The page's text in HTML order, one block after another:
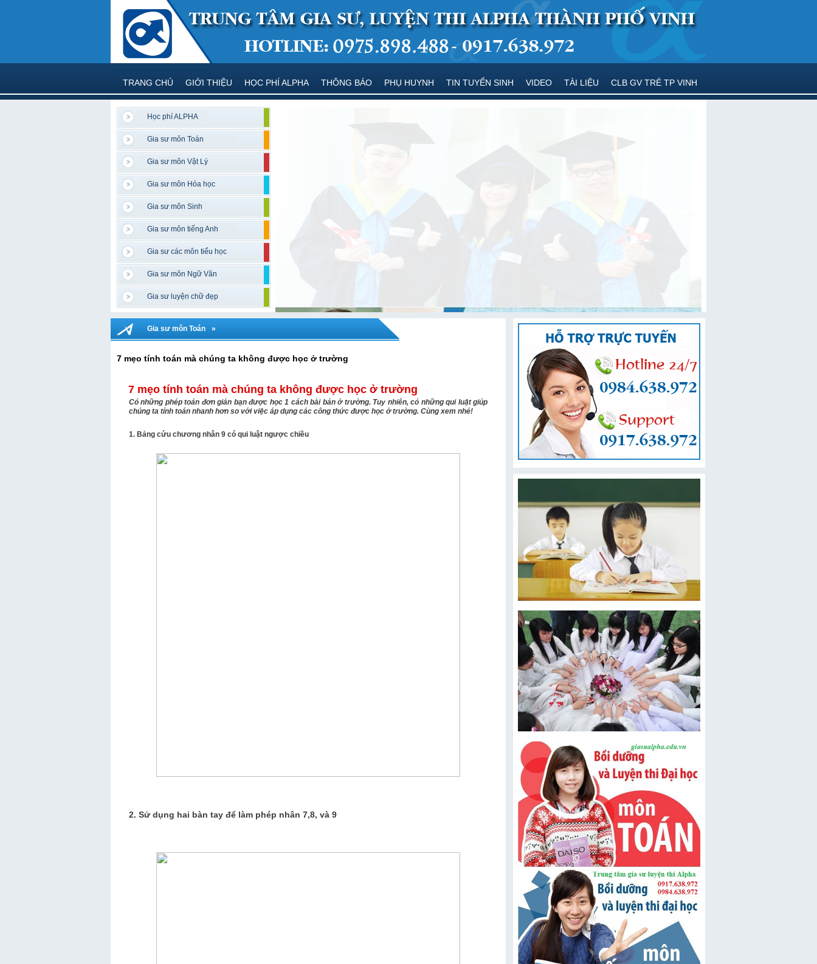
TRANG CHỦ GIỚI THIỆU HỌC PHÍ ALPHA THÔNG BÁO PHỤ HUYNH TIN TUYỂN SINH VIDEO TÀI LIỆU CLB GV TRẺ TP VINH
Học phí ALPHA
Gia sư môn Toán
Gia sư môn Vật Lý
Gia sư môn Hóa học
Gia sư môn Sinh
Gia sư môn tiếng Anh
Gia sư các môn tiểu học
Gia sư môn Ngữ Văn
Gia sư luyện chữ đẹp
Gia sư môn Toán »
7 mẹo tính toán mà chúng ta không được học ở trường
7 mẹo tính toán mà chúng ta không được học ở trường
Có những phép toán đơn giản bạn được học 1 cách bài bản ở trường. Tuy nhiên, có những qui luật giúp
chúng ta tính toán nhanh hơn so với việc áp dụng các công thức được học ở trường. Cùng xem nhé!
1. Bảng cứu chương nhân 9 có qui luật ngược chiều
2. Sử dụng hai bàn tay để làm phép nhân 7,8, và 9